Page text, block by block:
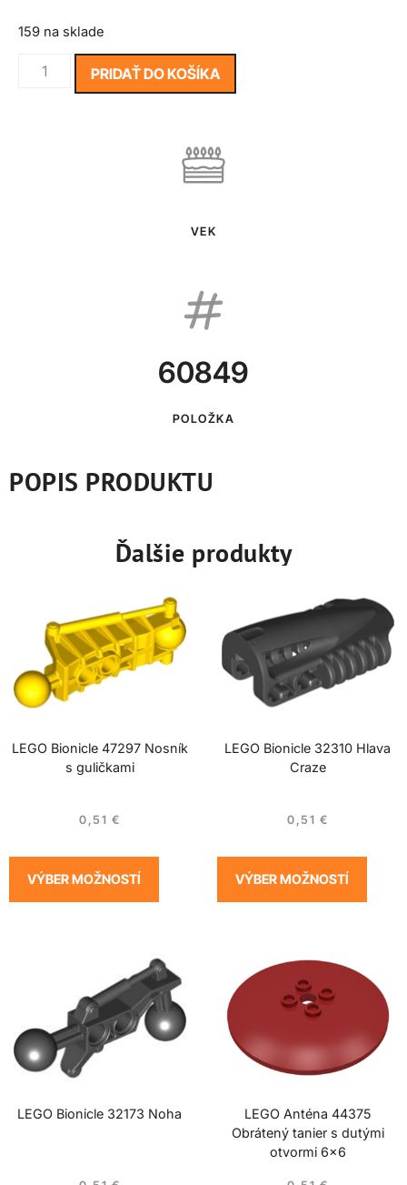
159 na sklade
PRIDAŤ DO KOŠÍKA
VEK
60849
POLOŽKA
POPIS PRODUKTU
Ďalšie produkty
LEGO Bionicle 47297 Nosník
s guličkami
0,51 €
VÝBER MOŽNOSTÍ
LEGO Bionicle 32310 Hlava
Craze
0,51 €
VÝBER MOŽNOSTÍ
LEGO Bionicle 32173 Noha
LEGO Anténa 44375
Obrátený tanier s dutými
otvormi 6×6